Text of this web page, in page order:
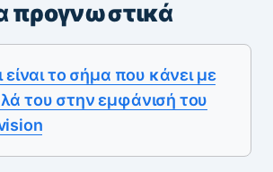
προγνωστικά
είναι το σήμα που κάνει με
του στην εμφάνισή του